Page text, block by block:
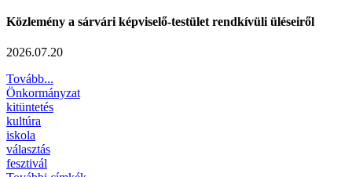
Közlemény a sárvári képviselő-testület rendkívüli üléseiről
2026.07.20
Tovább...
Önkormányzat
kitüntetés
kultúra
iskola
választás
fesztivál